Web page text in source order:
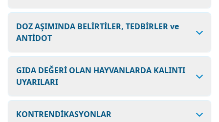
DOZ AŞIMINDA BELİRTİLER, TEDBİRLER ve
ANTİDOT
GIDA DEĞERİ OLAN HAYVANLARDA KALINTI
UYARILARI
KONTRENDİKASYONLAR